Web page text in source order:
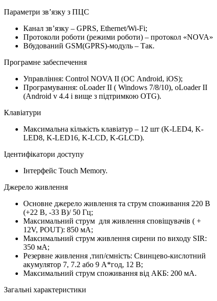
Параметри зв’язку з ПЦС
Канал зв’язку – GPRS, Ethernet/Wi-Fi;
Протоколи роботи (режими роботи) – протокол «NOVA»
Вбудований GSM(GPRS)-модуль – Так.
Програмне забеспечення
Управління: Сontrol NOVA ІІ (ОС Android, iOS);
Програмування: oLoader II ( Windows 7/8/10), oLoader ІІ
(Android v 4.4 і вище з підтримкою OTG).
Клавіатури
Максимальна кількість клавіатур – 12 шт (K-LED4, K-
LED8, K-LED16, K-LCD, K-GLCD).
Ідентифікатори доступу
Інтерфейс Touch Memory.
Джерело живлення
Основне джерело живлення та струм споживання 220 В
(+22 В, -33 В)/ 50 Гц;
Максимальний струм для живлення сповіщувачів ( +
12V, POUT): 850 мA;
Максимальний струм живлення сирени по виходу SIR:
350 мA;
Резервне живлення ,тип/ємність: Cвинцево-кислотний
акумулятор 7, 7.2 або 9 А*год, 12 В;
Максимальний струм споживання від АКБ: 200 мА.
Загальні характеристики